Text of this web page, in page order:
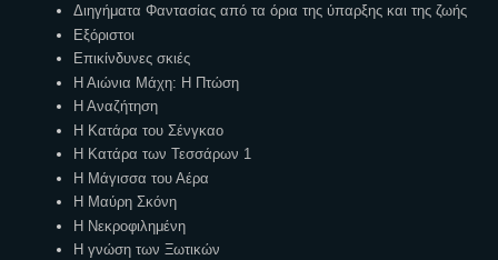
Διηγήματα Φαντασίας από τα όρια της ύπαρξης και της ζωής
Εξόριστοι
Επικίνδυνες σκιές
Η Αιώνια Μάχη: Η Πτώση
Η Αναζήτηση
Η Κατάρα του Σένγκαο
Η Κατάρα των Τεσσάρων 1
Η Μάγισσα του Αέρα
Η Μαύρη Σκόνη
Η Νεκροφιλημένη
Η γνώση των Ξωτικών